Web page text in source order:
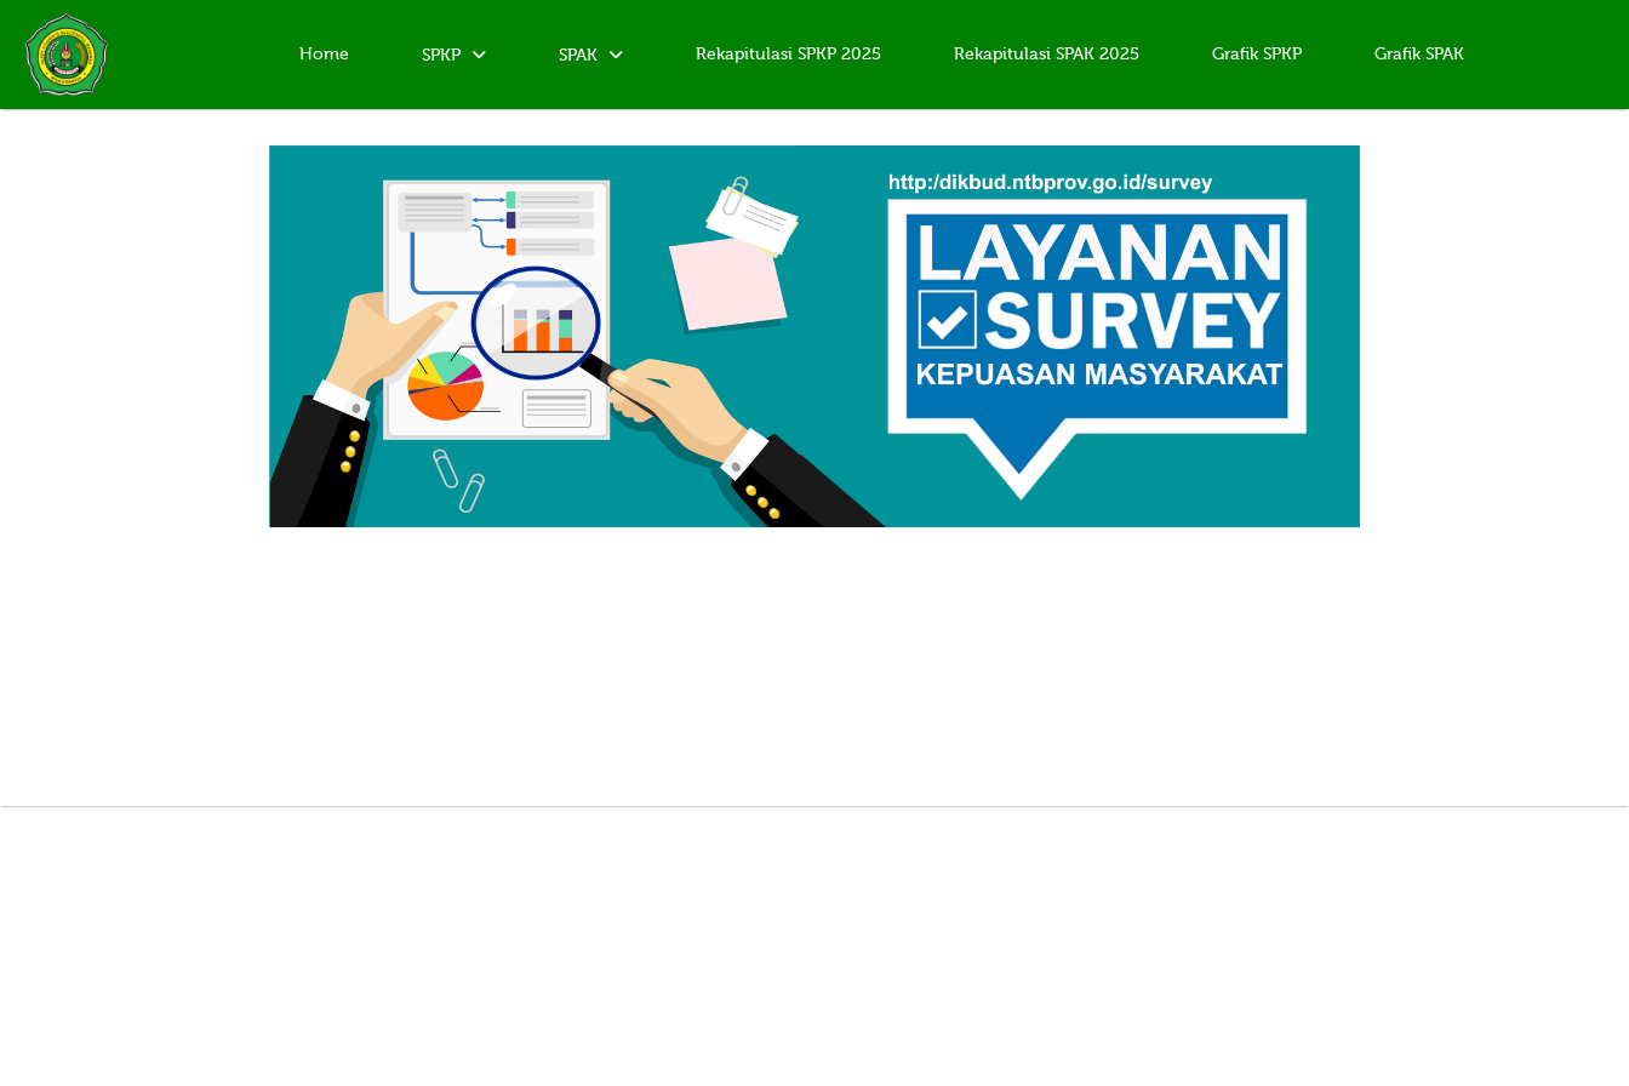
Home SPKP SPAK Rekapitulasi SPKP 2025 Rekapitulasi SPAK 2025 Grafik SPKP Grafik SPAK